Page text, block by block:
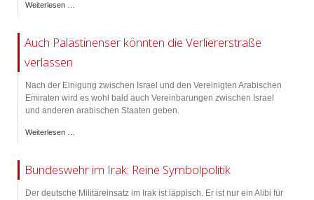
Weiterlesen …
Auch Palästinenser könnten die Verliererstraße
verlassen
Nach der Einigung zwischen Israel und den Vereinigten Arabischen
Emiraten wird es wohl bald auch Vereinbarungen zwischen Israel
und anderen arabischen Staaten geben.
Weiterlesen …
Bundeswehr im Irak: Reine Symbolpolitik
Der deutsche Militäreinsatz im Irak ist läppisch. Er ist nur ein Alibi für